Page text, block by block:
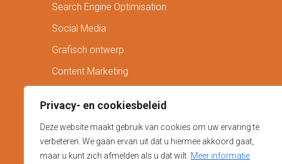
Privacy- en cookiesbeleid
Deze website maakt gebruik van cookies om uw ervaring te
verbeteren. We gaan ervan uit dat u hiermee akkoord gaat,
maar u kunt zich afmelden als u dat wilt. Meer informatie
Search Engine Optimisation
Social Media
Grafisch ontwerp
Content Marketing
Contact
Website:
www.juvawebdesign.be